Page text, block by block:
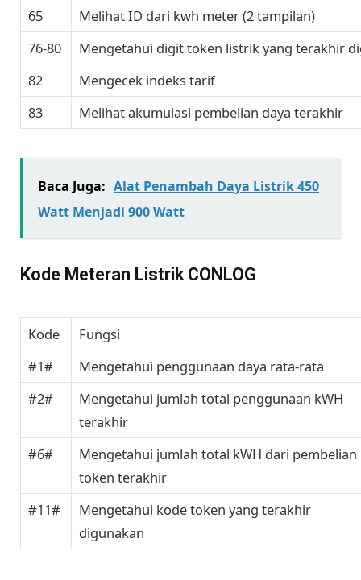
65
Melihat ID dari kwh meter (2 tampilan)
76-80
Mengetahui digit token listrik yang terakhir
82
Mengecek indeks tarif
83
Melihat akumulasi pembelian daya terakhir
Baca Juga: Alat Penambah Daya Listrik 450
Watt Menjadi 900 Watt
Kode Meteran Listrik CONLOG
Kode
Fungsi
#1#
Mengetahui penggunaan daya rata-rata
#2#
Mengetahui jumlah total penggunaan kWH
terakhir
#6#
Mengetahui jumlah total kWH dari pembelian
token terakhir
#11#
Mengetahui kode token yang terakhir
digunakan